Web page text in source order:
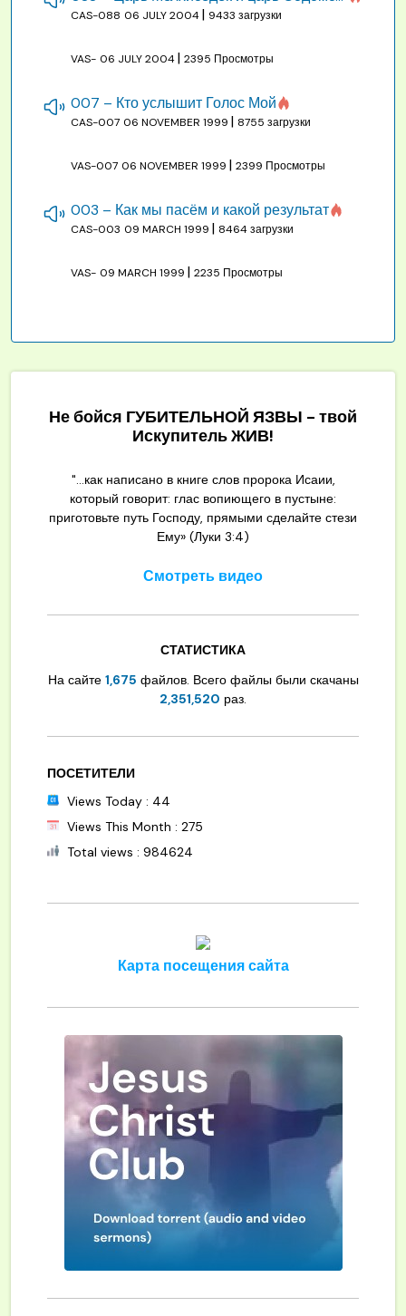
CAS-088 06 JULY 2004| 9433 загрузки
VAS- 06 JULY 2004| 2395 Просмотры
007 – Кто услышит Голос Мой
CAS-007 06 NOVEMBER 1999 | 8755 загрузки
VAS-007 06 NOVEMBER 1999 | 2399 Просмотры
003 – Как мы пасём и какой результат
CAS-003 09 MARCH 1999 | 8464 загрузки
VAS- 09 MARCH 1999 | 2235 Просмотры
Не бойся ГУБИТЕЛЬНОЙ ЯЗВЫ - твой
Искупитель ЖИВ!
"...как написано в книге слов пророка Исаии,
который говорит: глас вопиющего в пустыне:
приготовьте путь Господу, прямыми сделайте стези
Ему» (Луки 3:4)
Смотреть видео
СТАТИСТИКА
На сайте 1,675 файлов. Всего файлы были скачаны
2,351,520 раз.
ПОСЕТИТЕЛИ
Views Today : 44
Views This Month : 275
Total views : 984624
Карта посещения сайта